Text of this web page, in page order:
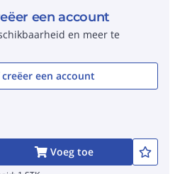
een account
en meer te
een account
Voeg toe